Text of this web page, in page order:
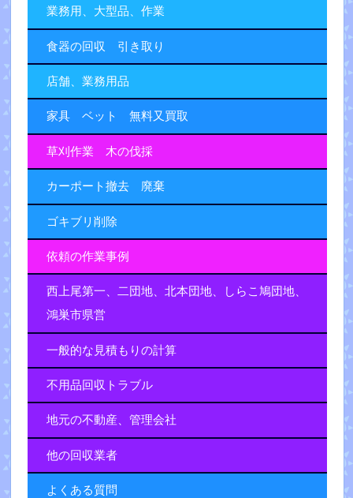
業務用、大型品、作業
食器の回収 引き取り
店舗、業務用品
家具 ベット 無料又買取
草刈作業 木の伐採
カーポート撤去 廃棄
ゴキブリ削除
依頼の作業事例
西上尾第一、二団地、北本団地、しらこ鳩団地、
鴻巣市県営
一般的な見積もりの計算
不用品回収トラブル
地元の不動産、管理会社
他の回収業者
よくある質問